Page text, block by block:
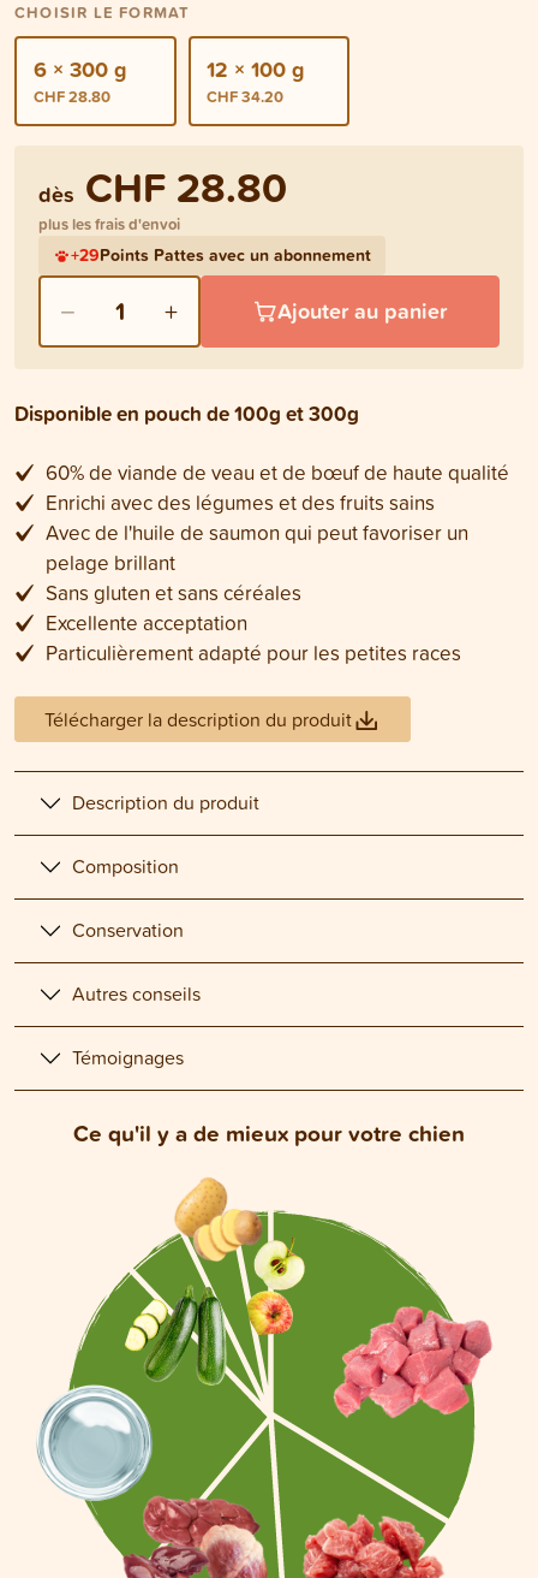
CHOISIR LE FORMAT
6 × 300 g
CHF 28.80
12 × 100 g
CHF 34.20
dès CHF 28.80
plus les frais d'envoi
+29Points Pattes avec un abonnement
− 1 + Ajouter au panier
Disponible en pouch de 100g et 300g
60% de viande de veau et de bœuf de haute qualité
Enrichi avec des légumes et des fruits sains
Avec de l'huile de saumon qui peut favoriser un
pelage brillant
Sans gluten et sans céréales
Excellente acceptation
Particulièrement adapté pour les petites races
Télécharger la description du produit
Description du produit
Composition
Conservation
Autres conseils
Témoignages
Ce qu'il y a de mieux pour votre chien